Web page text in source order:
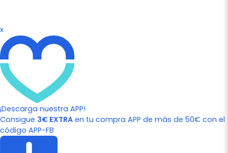
x
¡Descarga nuestra APP!
Consigue 3€ EXTRA en tu compra APP de más de 50€ con el
código APP-FB